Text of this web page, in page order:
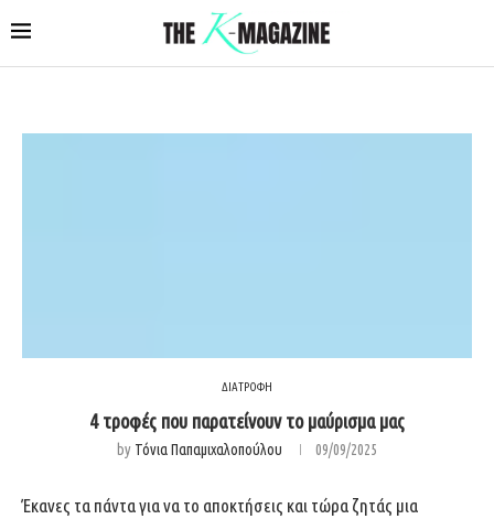
ΔΙΑΤΡΟΦΗ
4 τροφές που παρατείνουν το μαύρισμα μας
by Τόνια Παπαμιχαλοπούλου 09/09/2025
Έκανες τα πάντα για να το αποκτήσεις και τώρα ζητάς μια